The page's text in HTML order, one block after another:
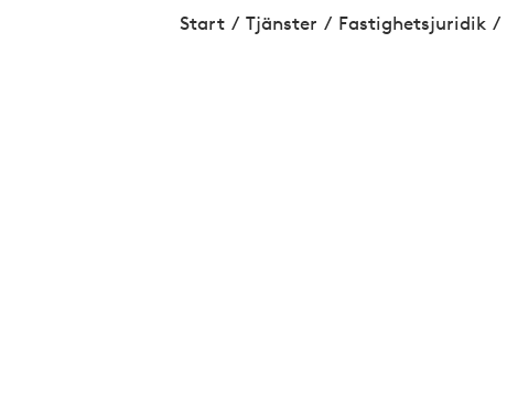
Start / Tjänster / Fastig­hets­juridik /